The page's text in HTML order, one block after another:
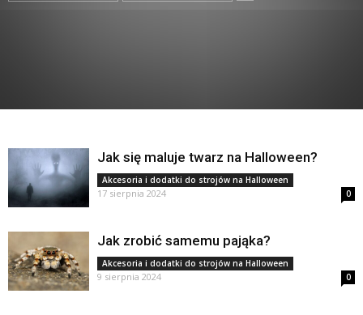
Jak się maluje twarz na Halloween?
Akcesoria i dodatki do strojów na Halloween
17 sierpnia 2024 0
Jak zrobić samemu pająka?
Akcesoria i dodatki do strojów na Halloween
9 sierpnia 2024 0